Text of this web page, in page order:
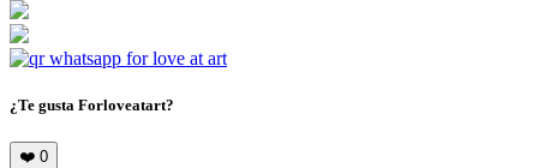
¿Te gusta Forloveatart?
❤️ 0